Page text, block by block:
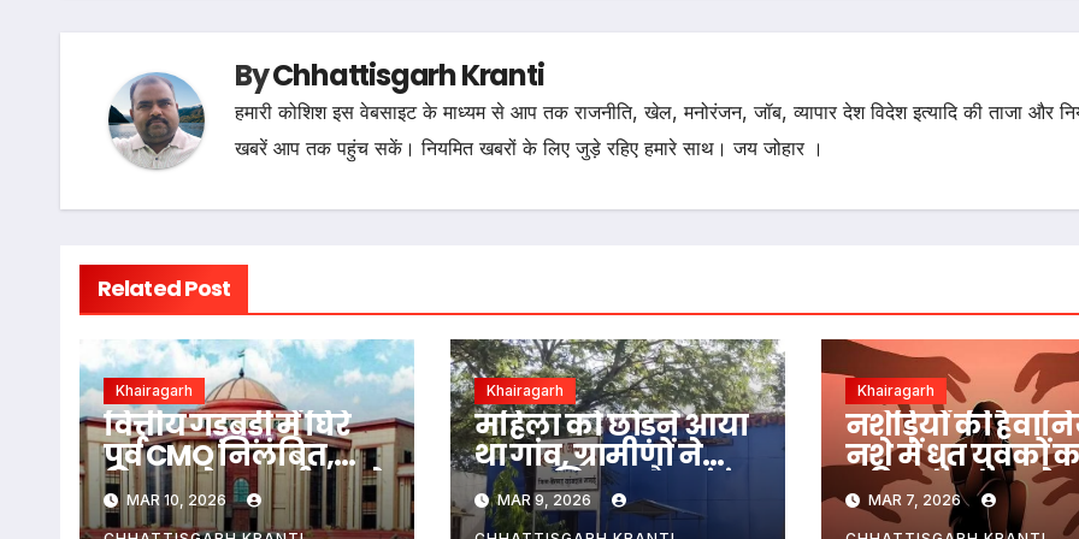
ByChhattisgarh Kranti
हमारी कोशिश इस वेबसाइट के माध्यम से आप तक राजनीति, खेल, मनोरंजन, जॉब, व्यापार देश विदेश इत्यादि की ताजा और
खबरें आप तक पहुंच सकें। नियमित खबरों के लिए जुड़े रहिए हमारे साथ। जय जोहार ।
Related Post
Khairagarh
वित्तीय गड़बड़ी में घिरे
पूर्व CMO निलंबित,
विभाग ने FIR दर्ज कराने
के दिए निर्देश
MAR 10, 2026
Khairagarh
महिला को छोड़ने आया
था गांव, ग्रामीणों ने
समझ लिया अवैध संबंध,
फिर जो किया जानकर
MAR 9, 2026
Khairagarh
नशेड़ियों की
नशे में धुत युवकों
महिला पर
हमला, प्राइवेट पार्ट
MAR 7, 2026